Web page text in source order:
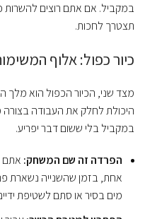
במקביל. אם אתם רוצים להשרות
תצטרך לחכות.
כיור כפול: אלוף
מצד שני, הכיור הכפול הוא מלך
היכולת לחלק את העבודה בצורה
במקביל בלי ששום דבר יפריע.
הפרדה זה שם המשחק: אתם
אחת, בזמן שהשנייה נשארת
מים בסיר או סתם לשטיפת